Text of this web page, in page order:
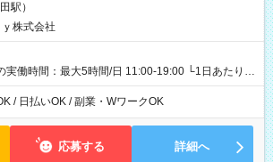
駅）
株式会社
実働時間：最大5時間/日 11:00-19:00 └1日あたりの
5時間 └上記の時間帯内であれば、いつでも勤務可
土曜日の中で、お好きな曜日でご勤務いただけま
などのように、自由な働き方が可能なお仕事です！
/ 日払いOK / 副業・WワークOK
応募する 詳細へ